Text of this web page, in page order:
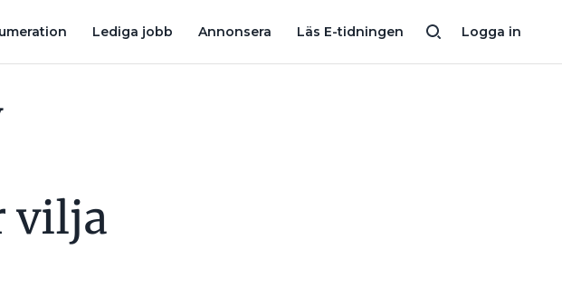
Logga in
Lediga jobb Annonsera Läs E-tidningen
vilja
DÄRFÖR LÄMNAR SCHNEIDER PLEJD SÅ MYCKET DRAR PLEJD IN PÅ SCHNEIDERS